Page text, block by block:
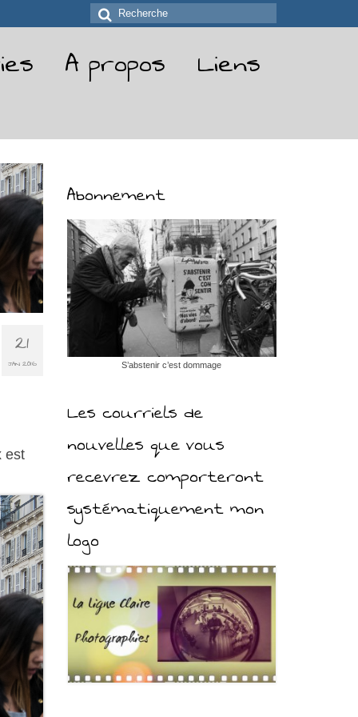
Rechercher
:
A propos Liens
21
JAN 2016
est
Abonnement
S’abstenir c’est dommage
Les courriels de
nouvelles que vous
recevrez comporteront
systématiquement mon
logo